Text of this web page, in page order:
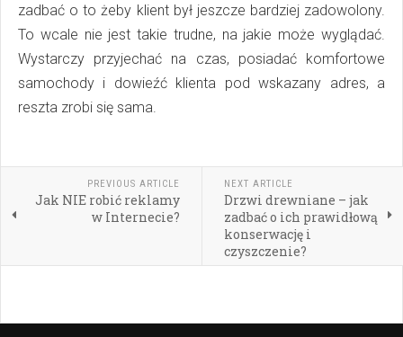
zadbać o to żeby klient był jeszcze bardziej zadowolony.
To wcale nie jest takie trudne, na jakie może wyglądać.
Wystarczy przyjechać na czas, posiadać komfortowe
samochody i dowieźć klienta pod wskazany adres, a
reszta zrobi się sama.
PREVIOUS ARTICLE
Jak NIE robić reklamy
w Internecie?
NEXT ARTICLE
Drzwi drewniane – jak
zadbać o ich prawidłową
konserwację i
czyszczenie?